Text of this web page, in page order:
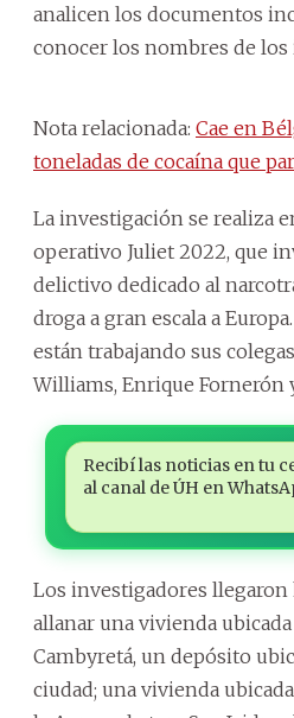
analicen los documentos
conocer los nombres de los
Nota relacionada: Cae en
toneladas de cocaína que
La investigación se realiza
operativo Juliet 2022, que
delictivo dedicado al
droga a gran escala a
están trabajando sus
Williams, Enrique Fornerón
Recibí las noticias en tu
al canal de ÚH en
Los investigadores llegaron
allanar una vivienda
Cambyretá, un depósito
ciudad; una vivienda